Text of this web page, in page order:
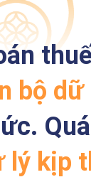
bộ
lý kịp